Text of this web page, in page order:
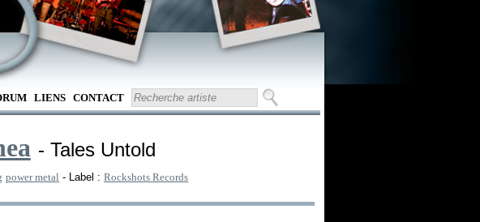
LIENS CONTACT
- Tales Untold
power metal - Label :Rockshots Records